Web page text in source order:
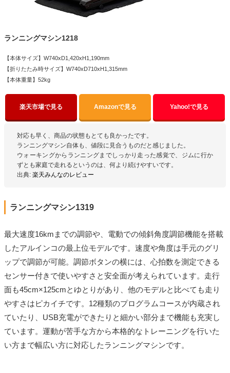
ランニングマシン1218
【本体サイズ】W740xD1,420xH1,190mm
【折りたたみ時サイズ】W740xD710xH1,315mm
【本体重量】52kg
楽天市場で見る Amazonで見る Yahoo!で見る
対応も早く、商品の状態もとても良かったです。
ランニングマシン自体も、値段に見合うものだと感じました。
ウォーキングからランニングまでしっかり走った感覚で、ジムに行か
ずとも家庭で走れるというのは、何より続けやすいです。
出典: 楽天みんなのレビュー
ランニングマシン1319
最大速度16kmまでの調節や、電動での傾斜角度調節機能を搭載
したアルインコの最上位モデルです。速度や角度は手元のグリ
ップで調節が可能。調節ボタンの横には、心拍数を測定できる
センサー付きで使いやすさと安全面が考えられています。走行
面も45cm×125cmとゆとりがあり、他のモデルと比べても走り
やすさはピカイチです。12種類のプログラムコースが内蔵され
ていたり、USB充電ができたりと細かい部分まで機能も充実し
ています。運動が苦手な方から本格的なトレーニングを行いた
い方まで幅広い方に対応したランニングマシンです。